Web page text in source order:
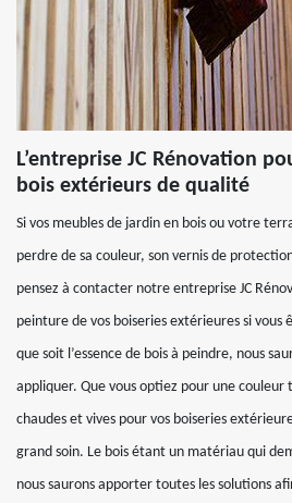
L’entreprise JC Rénovation
bois extérieurs de qualité
Si vos meubles de jardin en bois ou votre
perdre de sa couleur, son vernis de
pensez à contacter notre entreprise JC
peinture de vos boiseries extérieures si vous
que soit l’essence de bois à peindre, nous
appliquer. Que vous optiez pour une couleur
chaudes et vives pour vos boiseries
grand soin. Le bois étant un matériau qui
nous saurons apporter toutes les solutions